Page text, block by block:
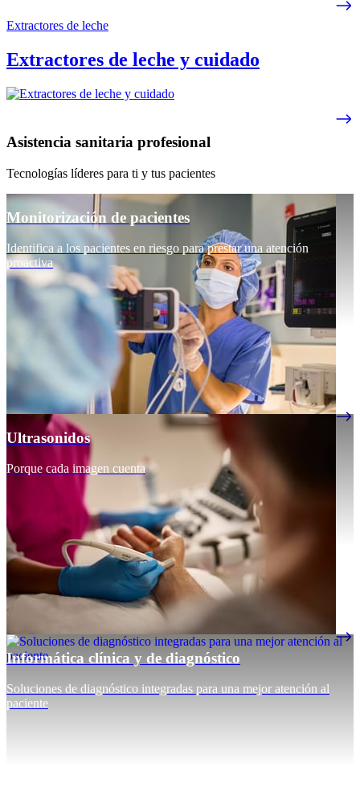
Extractores de leche
Extractores de leche y cuidado
Asistencia sanitaria profesional
Tecnologías líderes para ti y tus pacientes
Monitorización de pacientes
Identifica a los pacientes en riesgo para prestar una atención
proactiva
Ultrasonidos
Porque cada imagen cuenta
Informática clínica y de diagnóstico
Soluciones de diagnóstico integradas para una mejor atención al
paciente